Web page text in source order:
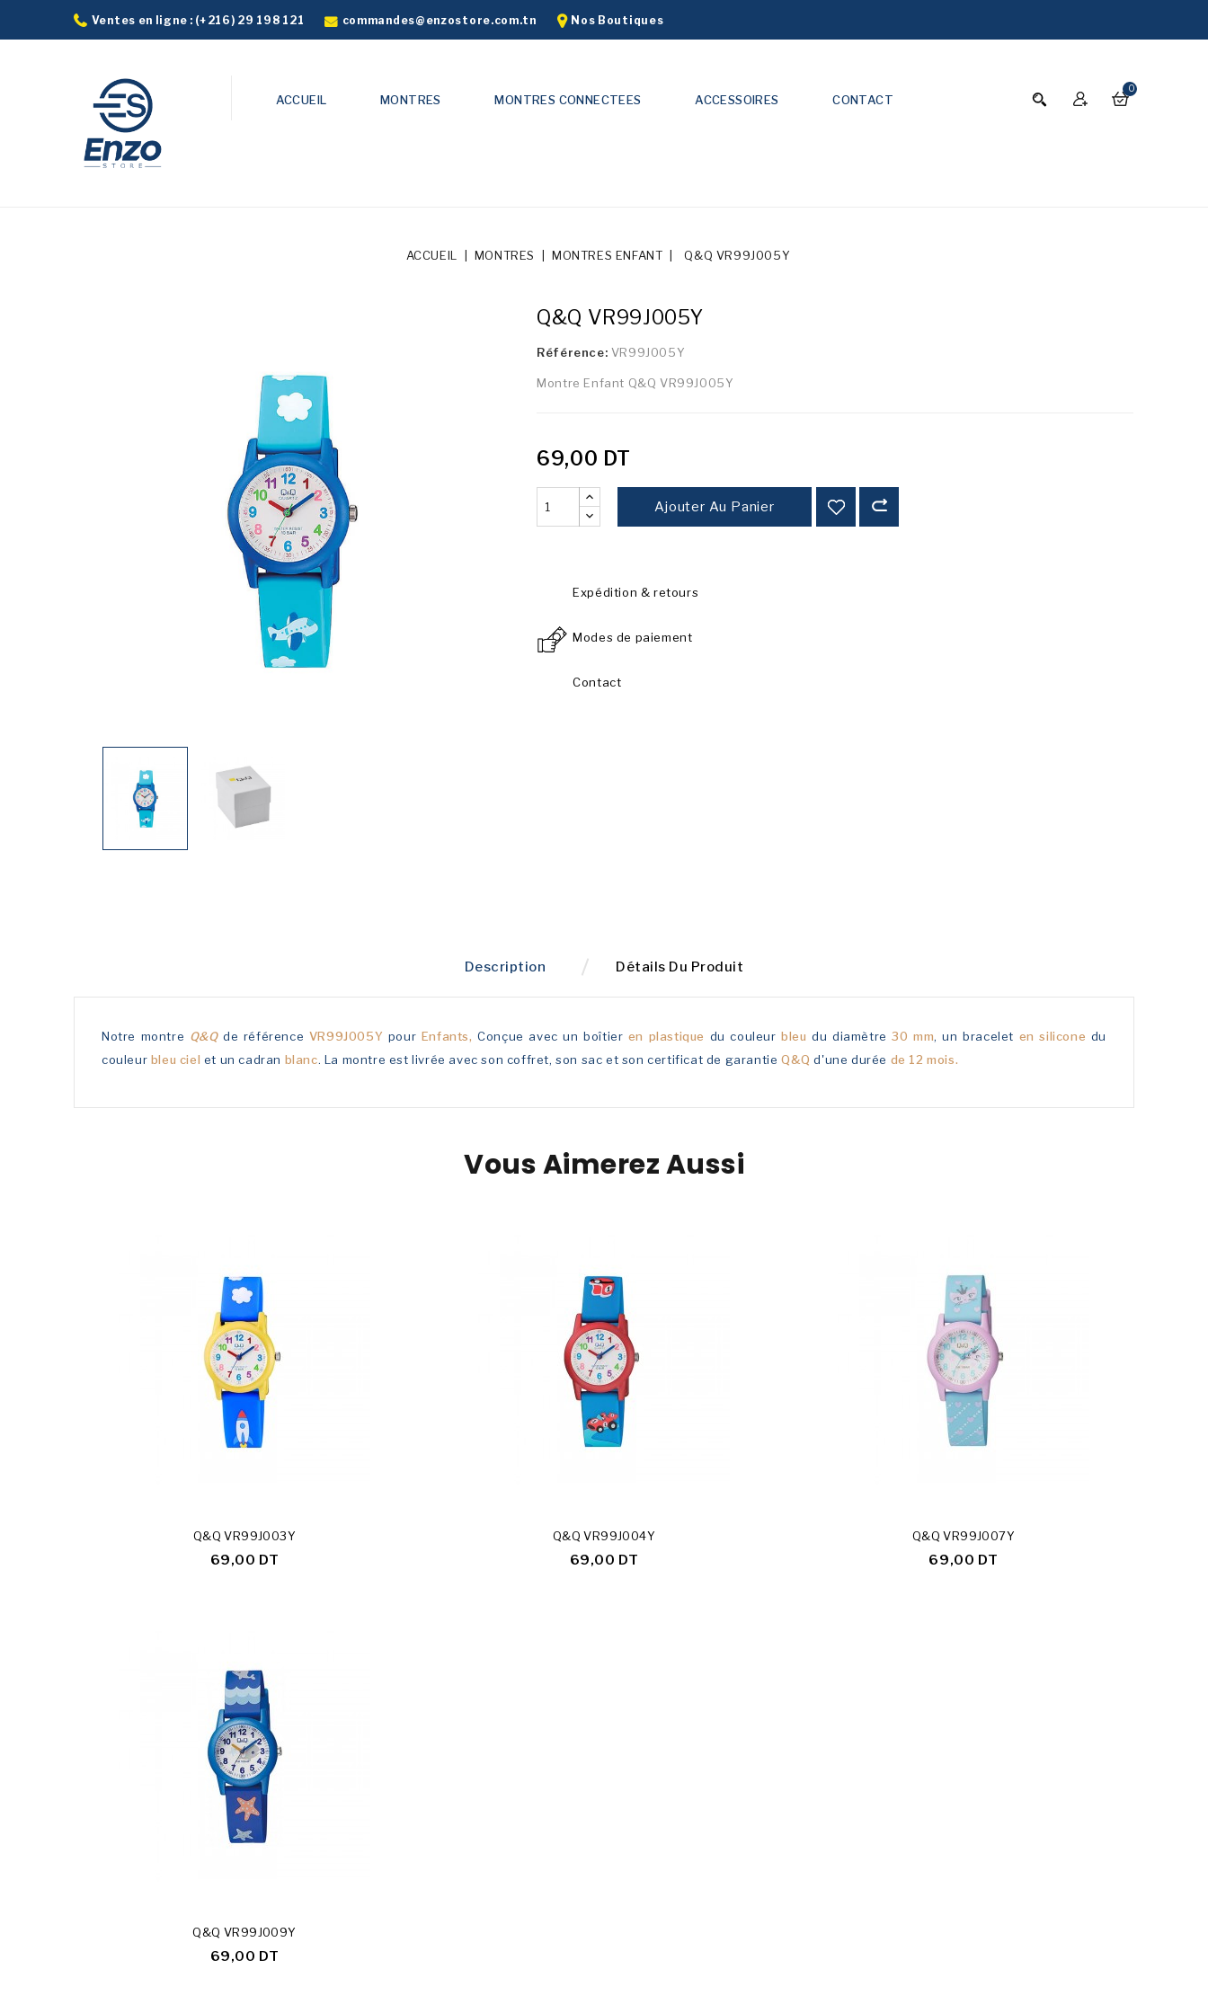
Ventes en ligne : (+216) 29 198 121 commandes@enzostore.com.tn Nos Boutiques
0
ACCUEIL MONTRES MONTRES CONNECTEES ACCESSOIRES CONTACT
ACCUEIL MONTRES MONTRES ENFANT Q&Q VR99J005Y
Q&Q VR99J005Y
Référence: VR99J005Y
Montre Enfant Q&Q VR99J005Y
69,00 DT
Ajouter Au Panier
Expédition & retours
Modes de paiement
Contact
Description Détails Du Produit
Notre montre Q&Qde référence VR99J005Y pour Enfants,Conçue avec un boîtier en plastique du couleurbleudu diamètre30 mm, un bracelet en silicone du
couleur bleu ciel et un cadran blanc. La montre est livrée avec son coffret, son sac et son certificat de garantieQ&Qd'une durée de 12 mois.
Vous Aimerez Aussi
Q&Q VR99J003Y
69,00 DT
Q&Q VR99J004Y
69,00 DT
Q&Q VR99J007Y
69,00 DT
Q&Q VR99J009Y
69,00 DT